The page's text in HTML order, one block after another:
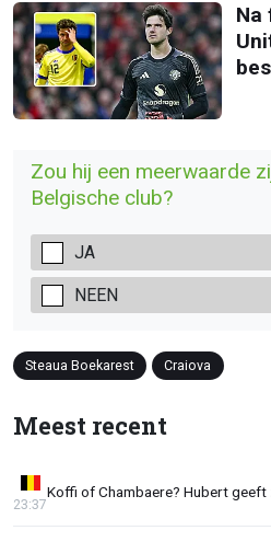
Na
Zou hij een meerwaarde
Belgische club?
JA
NEEN
Steaua Boekarest Craiova
Meest recent
Koffi of Chambaere? Hubert geeft
23:37